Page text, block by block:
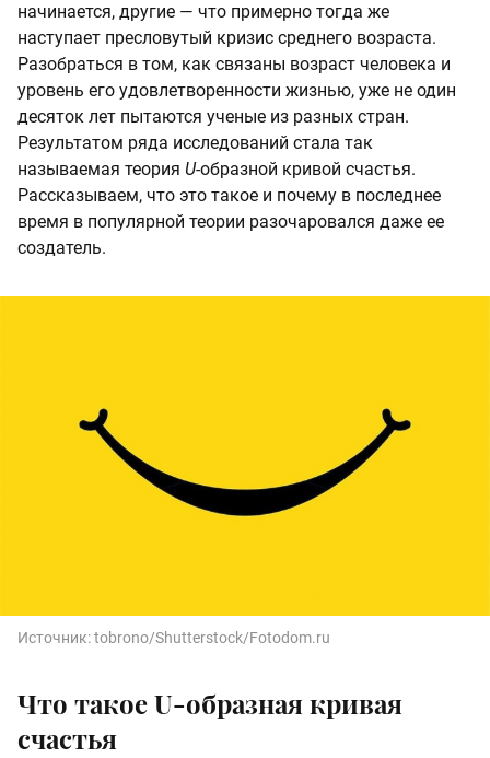
начинается, другие — что примерно тогда же
наступает пресловутый кризис среднего возраста.
Разобраться в том, как связаны возраст человека и
уровень его удовлетворенности жизнью, уже не один
десяток лет пытаются ученые из разных стран.
Результатом ряда исследований стала так
называемая теория U-образной кривой счастья.
Рассказываем, что это такое и почему в последнее
время в популярной теории разочаровался даже ее
создатель.
Источник:tobrono/Shutterstock/Fotodom.ru
Что такое U-образная кривая
счастья